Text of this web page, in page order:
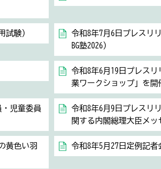
試験）
令和8年7月6日プレスリ
BG塾2026）
令和8年6月19日プレス
業ワークショップ」を開
児童委員
令和8年6月9日プレスリ
関する内閣総理大臣メ
黄色い羽
令和8年5月27日定例記者